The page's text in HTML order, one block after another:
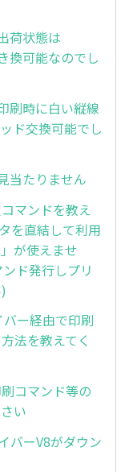
荷状態は
換可能なのでし
刷時に白い縦線
ド交換可能でし
当たりません
マンドを教え
を直結して利用
が使えませ
ド発行しプリ
ー経由で印刷
法を教えてく
コマンド等の
い
バーV8がダウン